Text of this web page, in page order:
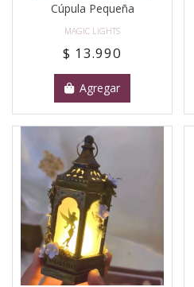
Cúpula Pequeña
MAGIC LIGHTS
$ 13.990
Agregar